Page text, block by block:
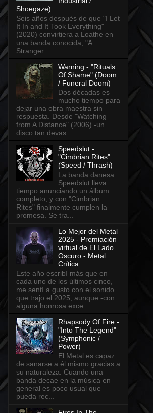
Shoegaze)
Seis años después de que "I Let
It In and It Took Everything"
(2020) convirtiera a Loathe en
una banda conocida, "A
Stranger...
Warning - "Rituals
Of Shame" (Doom
/ Funeral Doom)
Dos décadas es
mucho tiempo para
dejar una obra maestra sin
respuesta. Desde "Watching
from A Distance" (2006) -un
disco tan devas...
Speedslut -
"Cimbrian Rites"
(Speed / Thrash)
La banda danesa
Speedslut lleva
tiempo anunciando un álbum
completo, y con "Cimbrian
Rites" finalmente cumplen la
promesa. Se tra...
Lo Mejor del Metal
2025 - Premiación
virtual de El Lado
Oscuro - Metal
Crítica
Este año escribí más que en
cada uno de los últimos cinco,
me sentí a gusto con el sonido
que trajo el 2025, aunque -con
alguna honrosa exce...
Rhapsody Of Fire -
"Into The Legend"
(Symphonic /
Power)
El Metal es capaz
de sanarse a él mismo gracias a
su naturaleza. Cuando una
banda decae en la música en
general es poco usual que
pueda rec...